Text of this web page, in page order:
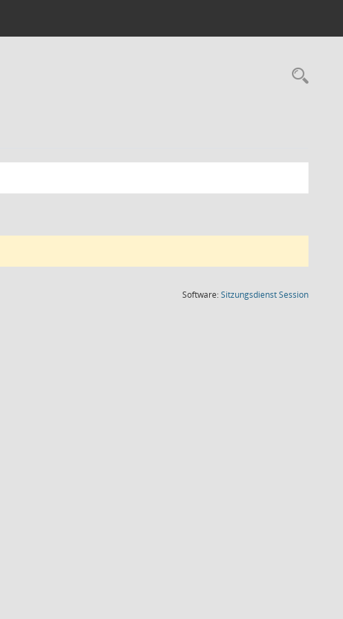
Software:SitzungsdienstSession(Wird in